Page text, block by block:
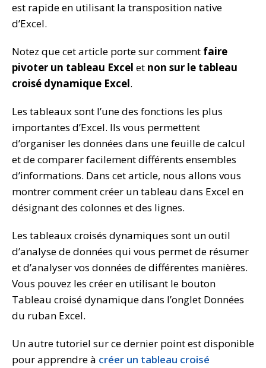
est rapide en utilisant la transposition native
d’Excel.
Notez que cet article porte sur comment faire
pivoter un tableau Excel et non sur le tableau
croisé dynamique Excel.
Les tableaux sont l’une des fonctions les plus
importantes d’Excel. Ils vous permettent
d’organiser les données dans une feuille de calcul
et de comparer facilement différents ensembles
d’informations. Dans cet article, nous allons vous
montrer comment créer un tableau dans Excel en
désignant des colonnes et des lignes.
Les tableaux croisés dynamiques sont un outil
d’analyse de données qui vous permet de résumer
et d’analyser vos données de différentes manières.
Vous pouvez les créer en utilisant le bouton
Tableau croisé dynamique dans l’onglet Données
du ruban Excel.
Un autre tutoriel sur ce dernier point est disponible
pour apprendre à créer un tableau croisé